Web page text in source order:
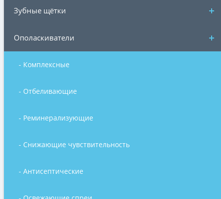
Зубные щётки
Ополаскиватели
- Комплексные
- Отбеливающие
- Реминерализующие
- Снижающие чувствительность
- Антисептические